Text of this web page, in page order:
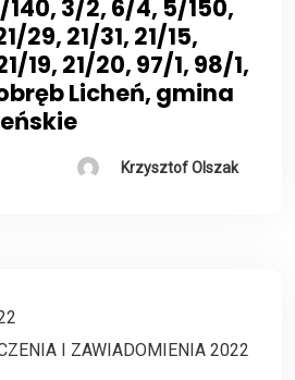
140, 3/2, 6/4, 5/150,
29, 21/31, 21/15,
19, 21/20, 97/1, 98/1,
Licheń, gmina
Krzysztof Olszak
I ZAWIADOMIENIA 2022